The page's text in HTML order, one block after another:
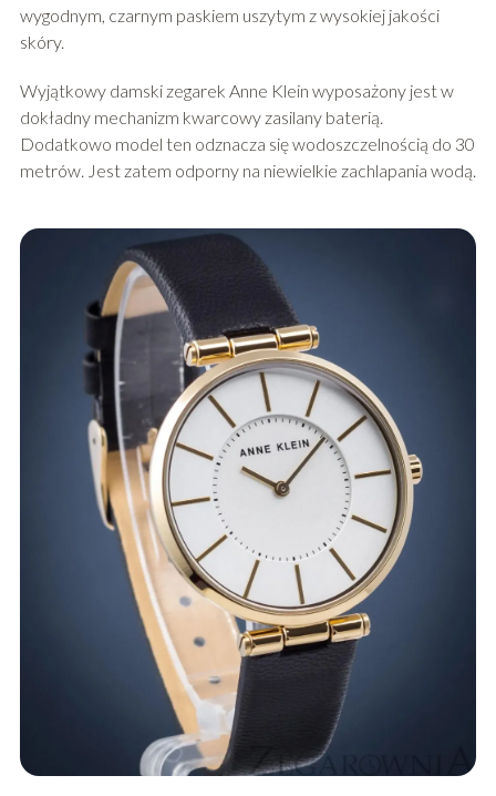
wygodnym, czarnym paskiem uszytym z wysokiej jakości
skóry.
Wyjątkowy damski zegarek Anne Klein wyposażony jest w
dokładny mechanizm kwarcowy zasilany baterią.
Dodatkowo model ten odznacza się wodoszczelnością do 30
metrów. Jest zatem odporny na niewielkie zachlapania wodą.